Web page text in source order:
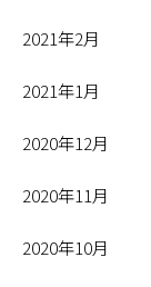
2021年2月
2021年1月
2020年12月
2020年11月
2020年10月